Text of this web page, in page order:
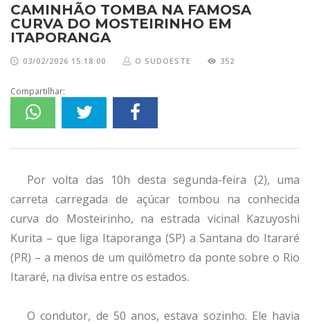
CAMINHÃO TOMBA NA FAMOSA
CURVA DO MOSTEIRINHO EM
ITAPORANGA
03/02/2026 15:18:00 O SUDOESTE 352
Compartilhar:
Por volta das 10h desta segunda-feira (2), uma
carreta carregada de açúcar tombou na conhecida
curva do Mosteirinho, na estrada vicinal Kazuyoshi
Kurita – que liga Itaporanga (SP) a Santana do Itararé
(PR) – a menos de um quilômetro da ponte sobre o Rio
Itararé, na divisa entre os estados.
O condutor, de 50 anos, estava sozinho. Ele havia